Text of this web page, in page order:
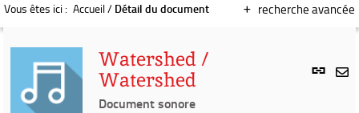
recherche avancée
Vous êtes ici : Accueil/ Détail du document
Lien
Watershed /
Watershed
Document sonore